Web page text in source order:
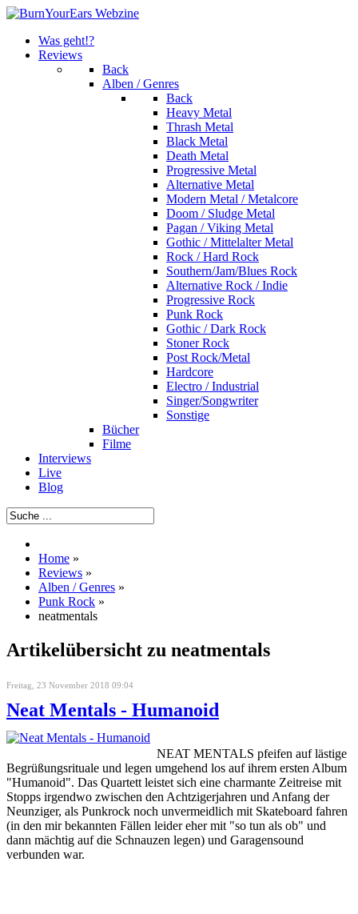
Was geht!?
Reviews
Back
Alben / Genres
Back
Heavy Metal
Thrash Metal
Black Metal
Death Metal
Progressive Metal
Alternative Metal
Modern Metal / Metalcore
Doom / Sludge Metal
Pagan / Viking Metal
Gothic / Mittelalter Metal
Rock / Hard Rock
Southern/Jam/Blues Rock
Alternative Rock / Indie
Progressive Rock
Punk Rock
Gothic / Dark Rock
Stoner Rock
Post Rock/Metal
Hardcore
Electro / Industrial
Singer/Songwriter
Sonstige
Bücher
Filme
Interviews
Live
Blog
Home »
Reviews »
Alben / Genres »
Punk Rock »
neatmentals
Artikelübersicht zu neatmentals
Freitag, 23 November 2018 09:04
Neat Mentals - Humanoid
NEAT MENTALS pfeifen auf lästige
Begrüßungsrituale und legen umgehend los auf ihrem ersten Album
"Humanoid". Das Quartett leistet sich eine charmante Zeitreise mit
Stopps irgendwo zwischen den Achtzigerjahren und Anfang der
Neunziger, als Punkrock noch unvermeidlich mit Skateboard fahren
(in den mir bekannten Fällen leider eher mit "so tun als ob" und
dann mächtig auf die Schnauzen legen) und Garagensound
verbunden war.